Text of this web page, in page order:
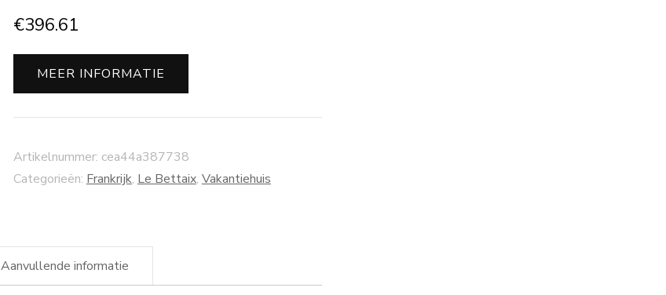
€396.61
MEER INFORMATIE
Artikelnummer: cea44a387738
Categorieën: Frankrijk, Le Bettaix, Vakantiehuis
Aanvullende informatie